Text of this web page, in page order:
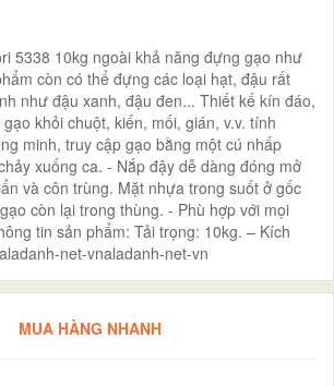
5338 10kg ngoài khả năng đựng gạo như
còn có thể đựng các loại hạt, đậu rất
như đậu xanh, đậu đen... Thiết kế kín đáo,
khỏi chuột, kiến, mối, gián, v.v. tính
minh, truy cập gạo bằng một cú nhấp
xuống ca. - Nắp đậy dễ dàng đóng mở
và côn trùng. Mặt nhựa trong suốt ở gốc
còn lại trong thùng. - Phù hợp với mọi
tin sản phẩm: Tải trọng: 10kg. – Kích
net-vnaladanh-net-vn
MUA HÀNG NHANH